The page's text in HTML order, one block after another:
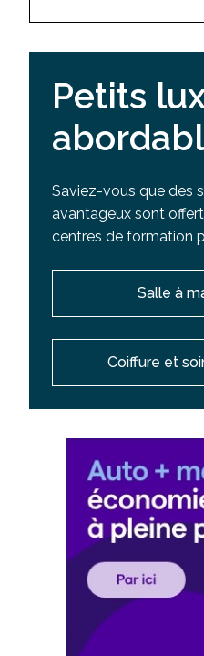
Petits
Saviez-vous que des
avantageux sont
centres de formation
Salle à
Coiffure et